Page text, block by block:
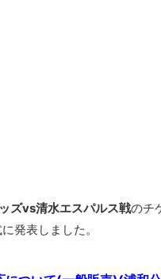
ズvs清水エスパルス戦のチ
発表しました。